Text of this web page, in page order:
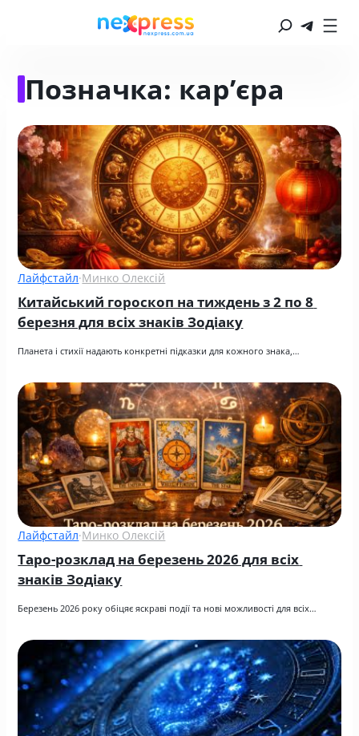
Позначка: кар’єра
Лайфстайл·Минко Олексій
Китайський гороскоп на тиждень з 2 по 8
березня для всіх знаків Зодіаку
Планета і стихії надають конкретні підказки для кожного знака,…
Лайфстайл·Минко Олексій
Таро-розклад на березень 2026 для всіх
знаків Зодіаку
Березень 2026 року обіцяє яскраві події та нові можливості для всіх…